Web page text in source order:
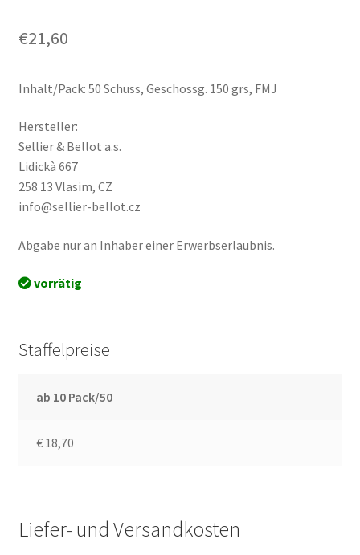
€21,60
Inhalt/Pack: 50 Schuss, Geschossg. 150 grs, FMJ
Hersteller:
Sellier & Bellot a.s.
Lidickà 667
258 13 Vlasim, CZ
info@sellier-bellot.cz
Abgabe nur an Inhaber einer Erwerbserlaubnis.
vorrätig
Staffelpreise
ab 10 Pack/50
€ 18,70
Liefer- und Versandkosten